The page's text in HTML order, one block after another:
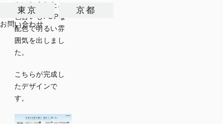
東京 京都
お問い合わせ
トにしました。
色合いもPOPな
配色で明るい雰
囲気を出しまし
た。
こちらが完成し
たデザインで
す。